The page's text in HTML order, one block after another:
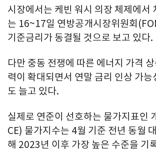
시장에서는 케빈 워시 의장 체제에서
는 16~17일 연방공개시장위원회
기준금리가 동결될 것으로 보고 있다.
다만 중동 전쟁에 따른 에너지 가격
력이 확대되면서 연말 금리 인상 가능
도 늘고 있다.
실제로 연준이 선호하는 물가지표인
CE) 물가지수는 4월 기준 전년 동월
해 2023년 이후 가장 높은 수준을 기